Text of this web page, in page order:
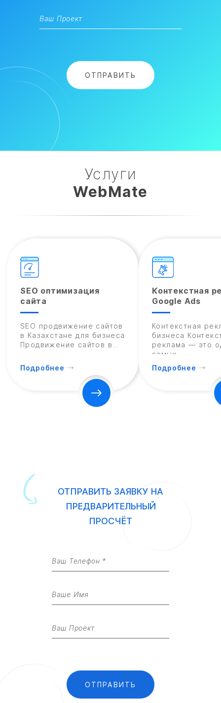
Услуги
WebMate
SEO оптимизация
сайта
SEO продвижение сайтов
в Казахстане для бизнеса
Продвижение сайтов в...
Подробнее
Контекстная
Google Ads
Контекстная
бизнеса
реклама — это
самых...
Подробнее
ОТПРАВИТЬ ЗАЯВКУ НА
ПРЕДВАРИТЕЛЬНЫЙ
ПРОСЧЁТ